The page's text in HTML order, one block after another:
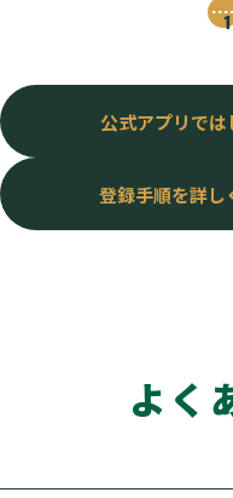
公式アプリでは
登録手順を詳し
よく